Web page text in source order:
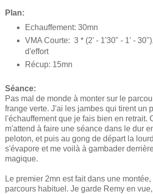
Plan:
Echauffement: 30mn
VMA Courte: 3 * (2' - 1'30" - 1' -
d'effort
Récup: 15mn
Séance:
Pas mal de monde à monter sur le
frange verte. J'ai les jambes qui tirent un
l'échauffement que je fais bien en retrait.
m'attend à faire une séance dans le dur
peloton, et puis au gong de départ la
s'évapore et me voilà à gambader
magique.
Le premier 2mn est fait dans une
parcours habituel. Je garde Remy en